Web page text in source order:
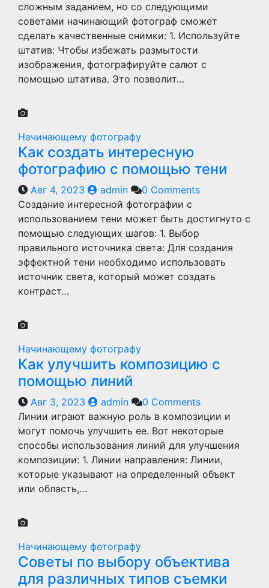
сложным заданием, но со следующими
советами начинающий фотограф сможет
сделать качественные снимки: 1. Используйте
штатив: Чтобы избежать размытости
изображения, фотографируйте салют с
помощью штатива. Это позволит…
Начинающему фотографу
Как создать интересную
фотографию с помощью тени
Авг 4, 2023 admin
0 Comments
Создание интересной фотографии с
использованием тени может быть достигнуто с
помощью следующих шагов: 1. Выбор
правильного источника света: Для создания
эффектной тени необходимо использовать
источник света, который может создать
контраст…
Начинающему фотографу
Как улучшить композицию с
помощью линий
Авг 3, 2023 admin
0 Comments
Линии играют важную роль в композиции и
могут помочь улучшить ее. Вот некоторые
способы использования линий для улучшения
композиции: 1. Линии направления: Линии,
которые указывают на определенный объект
или область,…
Начинающему фотографу
Советы по выбору объектива
для различных типов съемки